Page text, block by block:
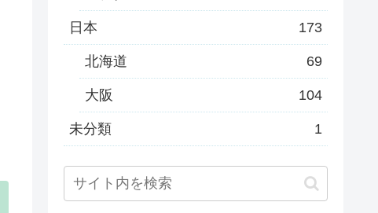
日本 173
北海道 69
大阪 104
未分類 1